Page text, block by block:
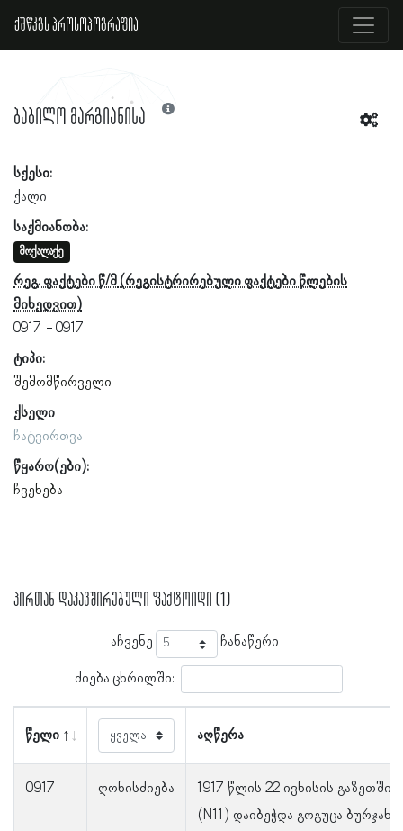
ქშწკგს პროსოპოგრაფია
ბაბილო მარგიანისა
სქესი:
ქალი
საქმიანობა:
მოქალაქე
რეგ. ფაქტები წ/მ
0917
0917
ტიპი:
შემომწირველი
ქსელი
ჩატვირთვა
წყარო(ები):
ჩვენება
პირთან დაკავშირებული ფაქტოიდი (1)
აჩვენე ჩანაწერი
ძიება ცხრილში:
წელი აღწერა
0917 ღონისძიება
1917 წლის 22 ივნისის გაზეთში
(N11) დაიბეჭდა გოგუცა